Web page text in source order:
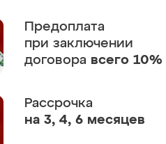
Предоплата
при заключении
договора всего 10%
Рассрочка
на 3, 4, 6 месяцев